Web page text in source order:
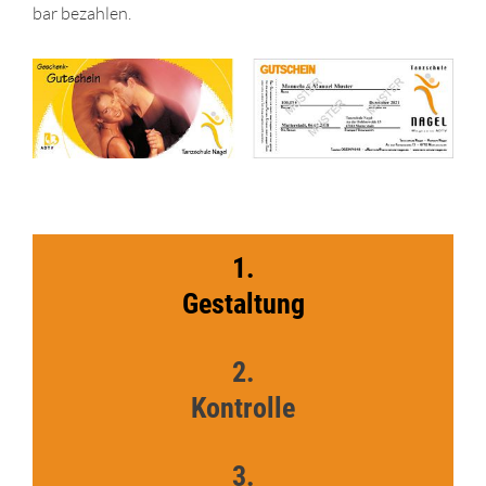
bar bezahlen.
1.
Gestaltung
2.
Kontrolle
3.